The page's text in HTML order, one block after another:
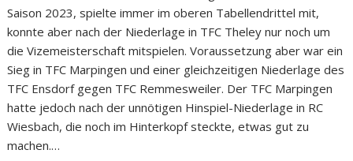
Saison 2023, spielte immer im oberen Tabellendrittel mit,
konnte aber nach der Niederlage in TFC Theley nur noch um
die Vizemeisterschaft mitspielen. Voraussetzung aber war ein
Sieg in TFC Marpingen und einer gleichzeitigen Niederlage des
TFC Ensdorf gegen TFC Remmesweiler. Der TFC Marpingen
hatte jedoch nach der unnötigen Hinspiel-Niederlage in RC
Wiesbach, die noch im Hinterkopf steckte, etwas gut zu
machen.…